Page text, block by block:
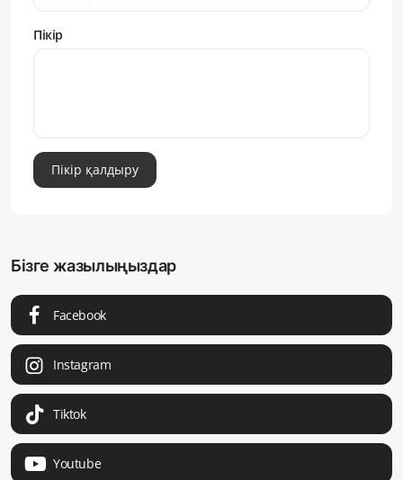
Пікір
Пікір қалдыру
Бізге жазылыңыздар
Facebook
Instagram
Tiktok
Youtube